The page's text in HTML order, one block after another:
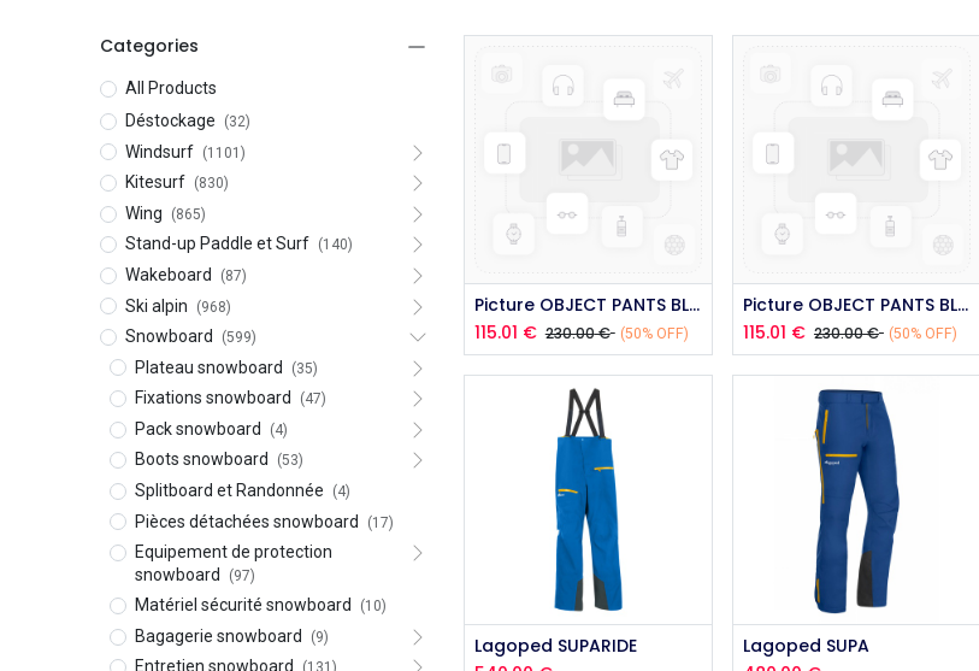
Categories
All Products
Déstockage
(32)
Windsurf (1101)
Kitesurf (830)
Wing (865)
Stand-up Paddle et Surf (140)
Wakeboard (87)
Ski alpin (968)
Snowboard (599)
Plateau snowboard (35)
Fixations snowboard (47)
Pack snowboard (4)
Boots snowboard (53)
Splitboard et Randonnée (4)
Pièces détachées snowboard (17)
Equipement de protection
snowboard
(97)
Matériel sécurité snowboard (10)
Bagagerie snowboard (9)
Entretien snowboard
Picture OBJECT PANTS BLUE 2026
115.01 € 230.00€ (50% OFF)
Picture OBJECT PANTS BLUE 2026
115.01 € 230.00€ (50% OFF)
Add to Cart
Lagoped SUPARIDE
Add to Cart
Lagoped SUPA